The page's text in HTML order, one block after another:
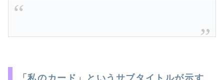
「私のカード」というサブタイトルが示す